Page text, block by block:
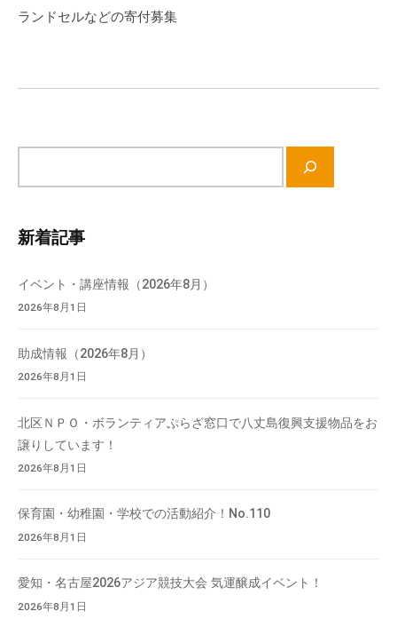
ゲ
ョ
ランドセルなどの寄付募集
検
新着記事
イベント・講座情報（2026年8月）
2026年8月1日
助成情報（2026年8月）
2026年8月1日
北区ＮＰＯ・ボランティアぷらざ窓口で八丈島復興支援物品をお
譲りしています！
2026年8月1日
保育園・幼稚園・学校での活動紹介！No.110
2026年8月1日
愛知・名古屋2026アジア競技大会 気運醸成イベント！
2026年8月1日